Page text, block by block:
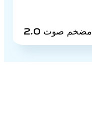
مضخم صوت 2.0